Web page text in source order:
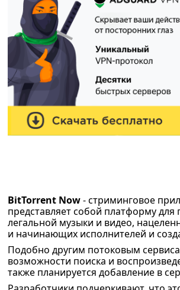
BitTorrent Now- стриминговое
представляет собой платформу
легальной музыки и видео,
и начинающих исполнителей и
Подобно другим потоковым
возможности поиска и
также планируется добавление в